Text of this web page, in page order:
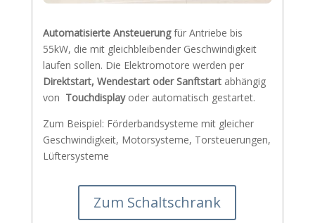
Automatisierte Ansteuerungfür Antriebe bis
55kW, die mit gleichbleibender Geschwindigkeit
laufen sollen. Die Elektromotore werden per
Direktstart, Wendestart oder Sanftstartabhängig
von Touchdisplayoder automatisch gestartet.
Zum Beispiel: Förderbandsysteme mit gleicher
Geschwindigkeit, Motorsysteme, Torsteuerungen,
Lüftersysteme
Zum Schaltschrank